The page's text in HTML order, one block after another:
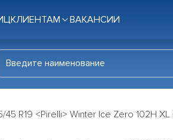
КЛИЕНТАМ ВАКАНСИИ
R19 <Pirelli> Winter Ice Zero 102H XL